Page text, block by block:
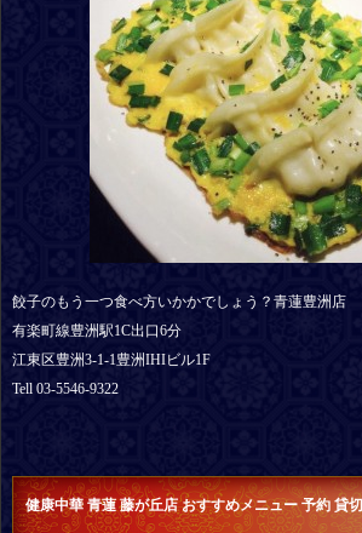
餃子のもう一つ食べ方いかかでしょう？青蓮豊洲店
有楽町線豊洲駅1C出口6分
江東区豊洲3-1-1豊洲IHIビル1F
Tell 03-5546-9322
健康中華 青蓮 藤が丘店 おすすめメニュー 予約 貸切